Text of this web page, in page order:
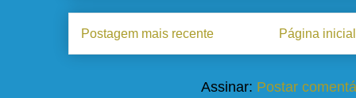
Postagem mais recente Página inicial
Assinar: Postar